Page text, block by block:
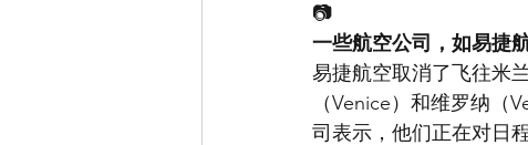
📷
一些航空公司，如易捷
易捷航空取消了飞往米
（Venice）和维罗纳
司表示，他们正在对日